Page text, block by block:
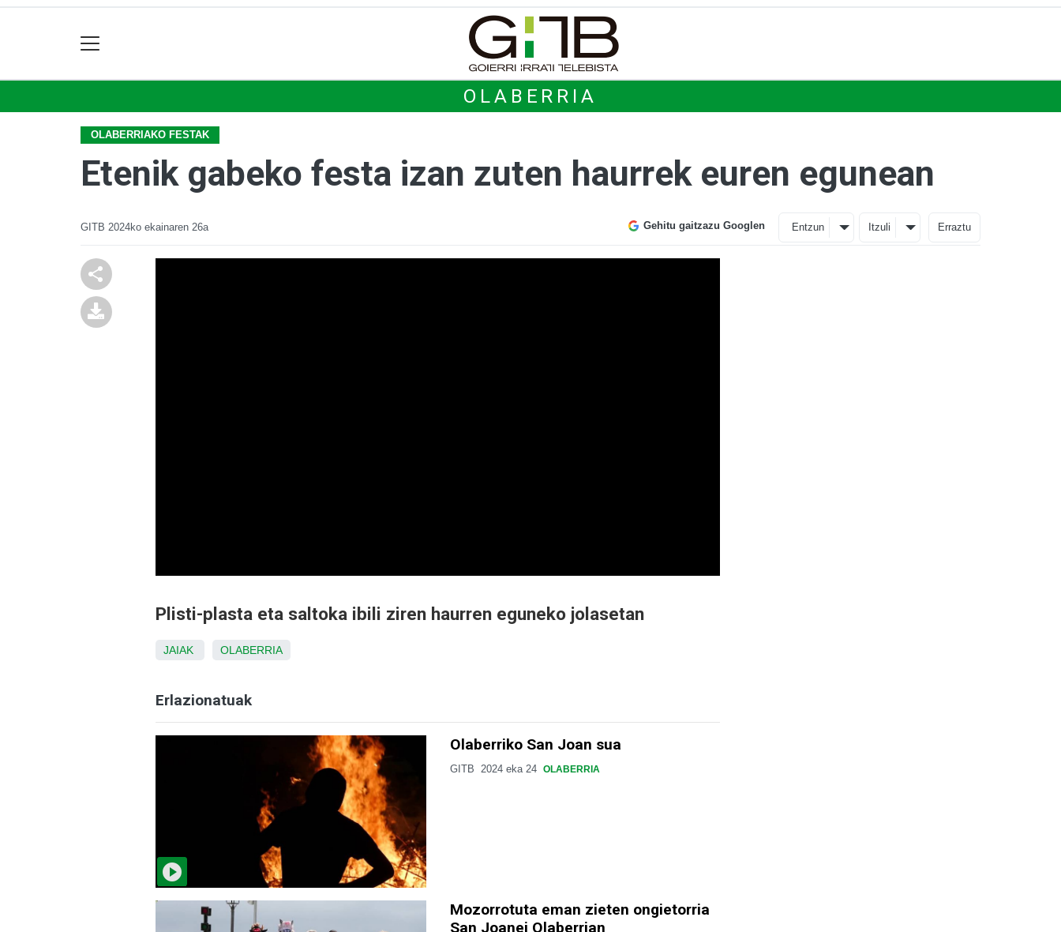
OLABERRIA
OLABERRIAKO FESTAK
Etenik gabeko festa izan zuten haurrek euren egunean
GITB 2024ko ekainaren 26a Gehitu gaitzazu Googlen Entzun Itzuli Erraztu
Plisti-plasta eta saltoka ibili ziren haurren eguneko jolasetan
JAIAK OLABERRIA
Erlazionatuak
Olaberriko San Joan sua
GITB 2024 eka 24 OLABERRIA
Mozorrotuta eman zieten ongietorria
San Joanei Olaberrian